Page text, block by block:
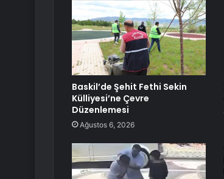
Baskil’de Şehit Fethi Sekin
Külliyesi’ne Çevre
Düzenlemesi
Ağustos 6, 2026